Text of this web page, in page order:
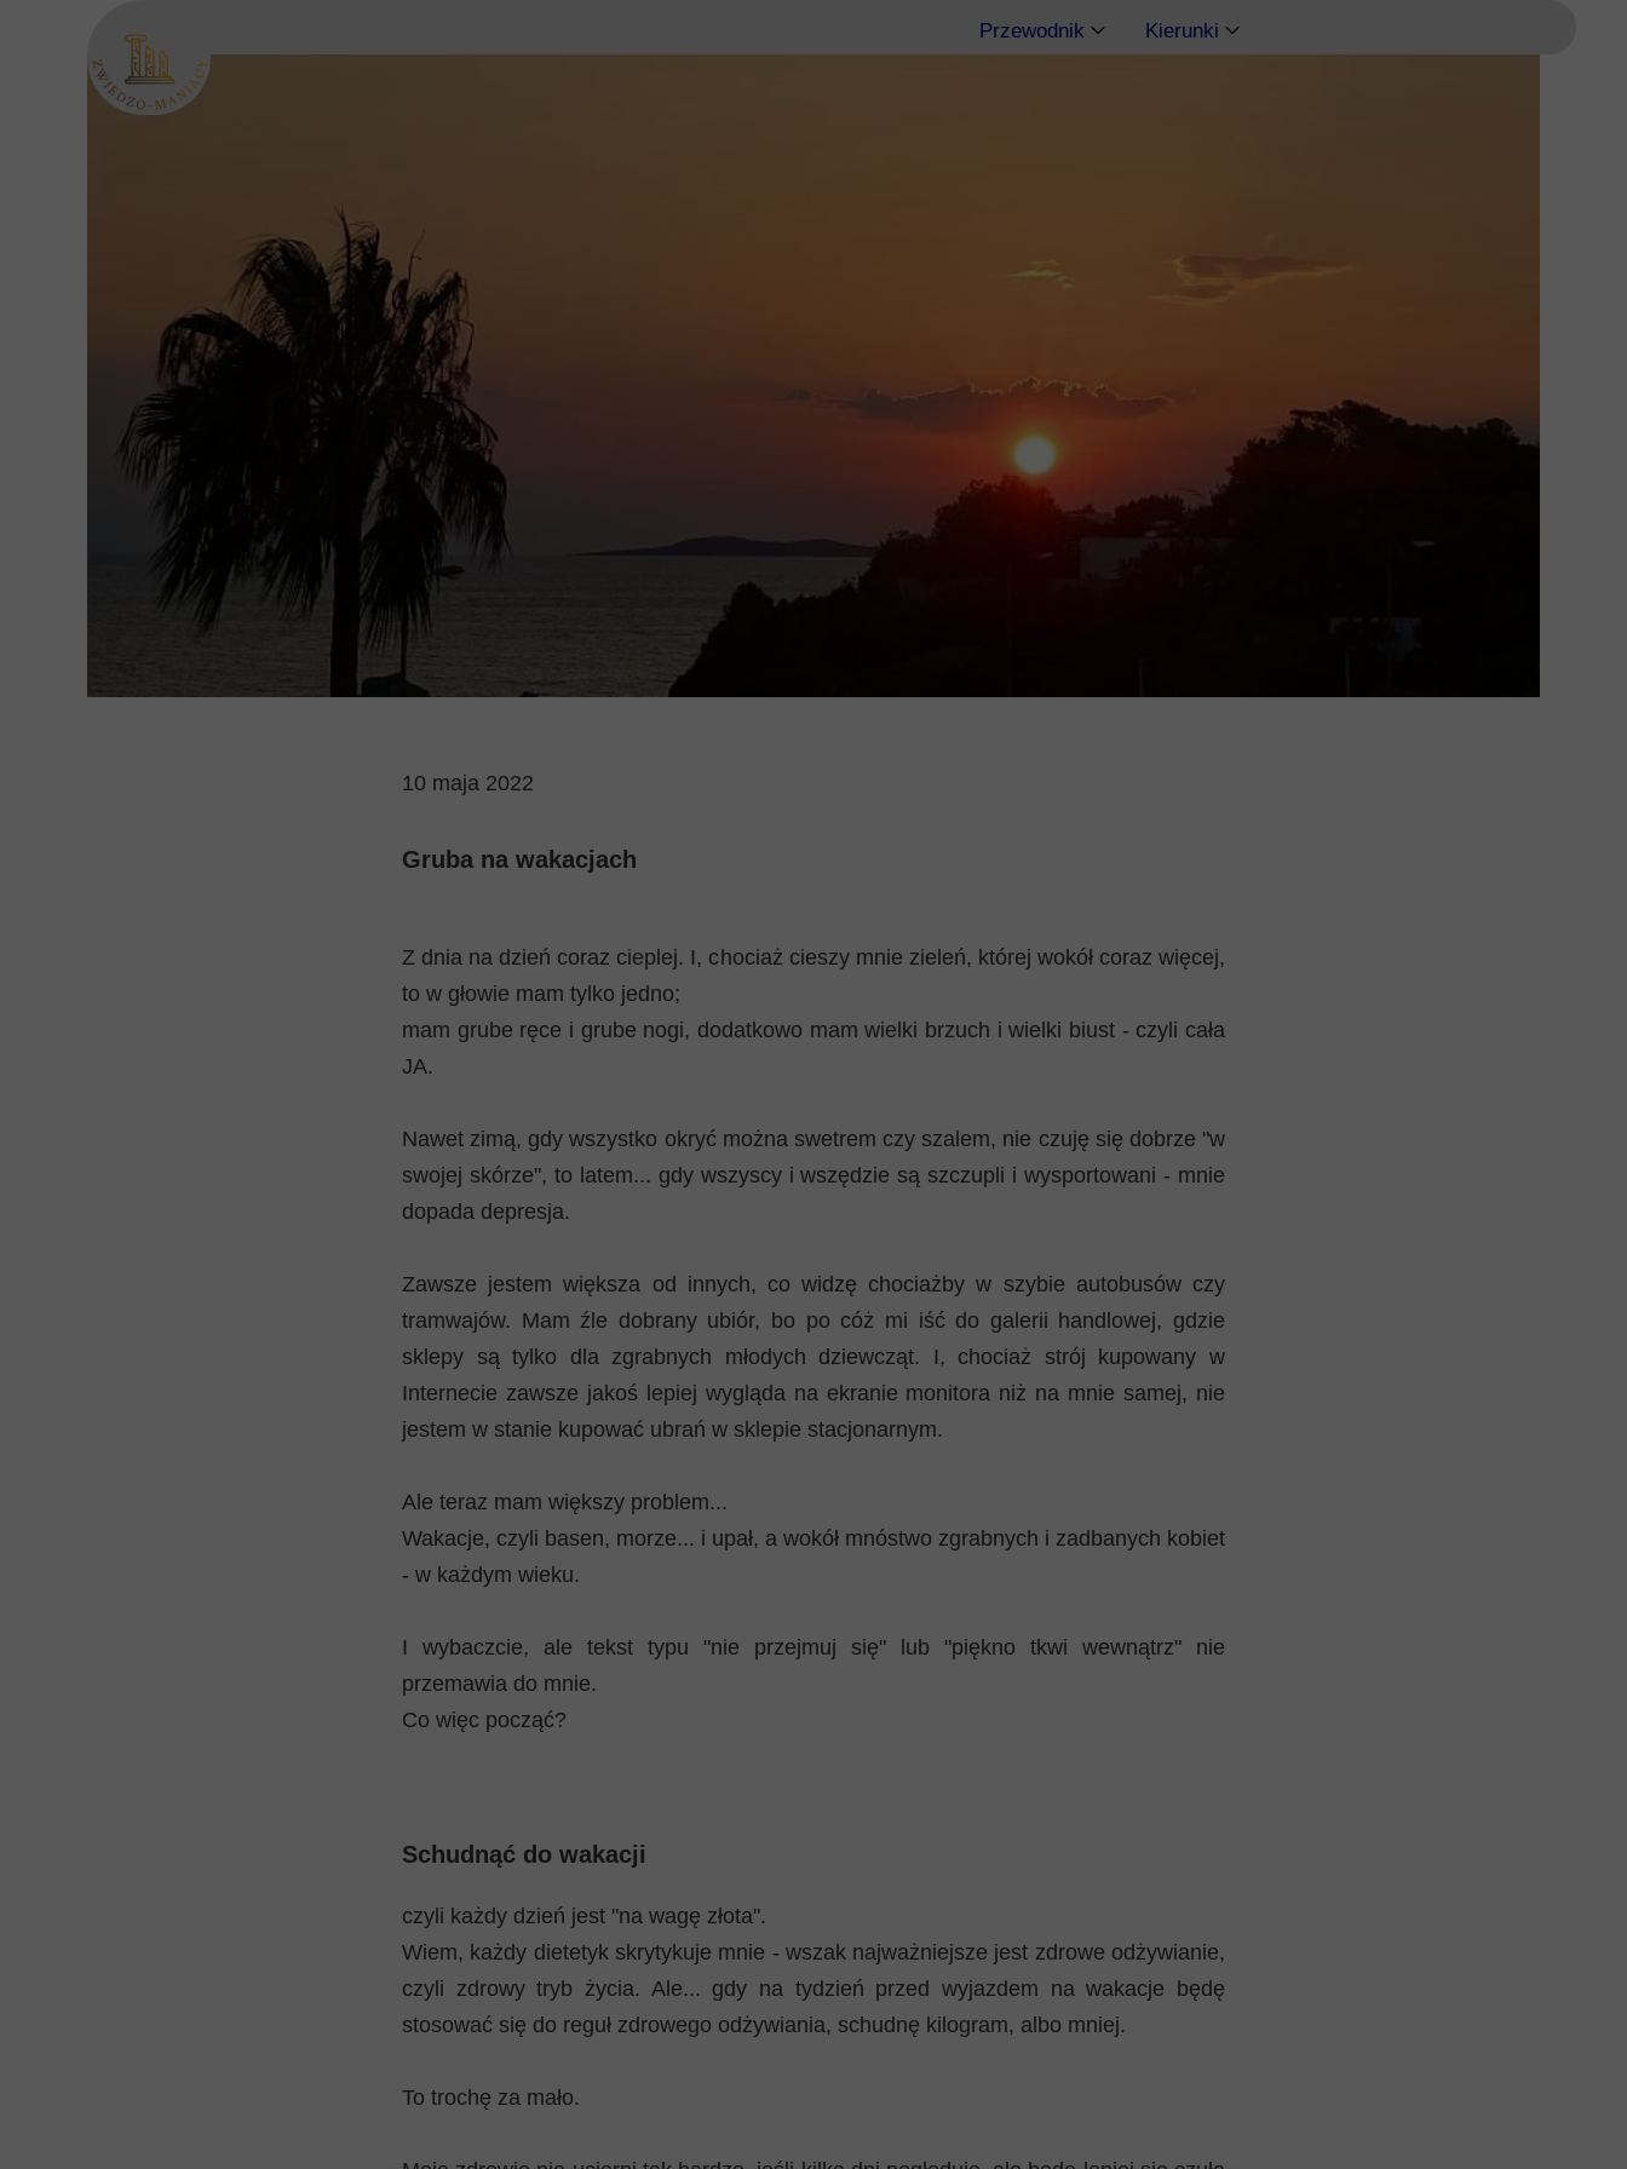
Przewodnik Kierunki
Kreta
Lanzarote
10 maja 2022
Gruba na wakacjach
Z dnia na dzień coraz cieplej. I, chociaż cieszy mnie zieleń, której wokół coraz więcej,
to w głowie mam tylko jedno;
mam grube ręce i grube nogi, dodatkowo mam wielki brzuch i wielki biust - czyli cała
JA.
Nawet zimą, gdy wszystko okryć można swetrem czy szalem, nie czuję się dobrze "w
swojej skórze", to latem... gdy wszyscy i wszędzie są szczupli i wysportowani - mnie
dopada depresja.
Zawsze jestem większa od innych, co widzę chociażby w szybie autobusów czy
tramwajów. Mam źle dobrany ubiór, bo po cóż mi iść do galerii handlowej, gdzie
sklepy są tylko dla zgrabnych młodych dziewcząt. I, chociaż strój kupowany w
Internecie zawsze jakoś lepiej wygląda na ekranie monitora niż na mnie samej, nie
jestem w stanie kupować ubrań w sklepie stacjonarnym.
Ale teraz mam większy problem...
Wakacje, czyli basen, morze... i upał, a wokół mnóstwo zgrabnych i zadbanych kobiet
- w każdym wieku.
I wybaczcie, ale tekst typu "nie przejmuj się" lub "piękno tkwi wewnątrz" nie
przemawia do mnie.
Co więc począć?
Schudnąć do wakacji
czyli każdy dzień jest "na wagę złota".
Wiem, każdy dietetyk skrytykuje mnie - wszak najważniejsze jest zdrowe odżywianie,
czyli zdrowy tryb życia. Ale... gdy na tydzień przed wyjazdem na wakacje będę
stosować się do reguł zdrowego odżywiania, schudnę kilogram, albo mniej.
To trochę za mało.